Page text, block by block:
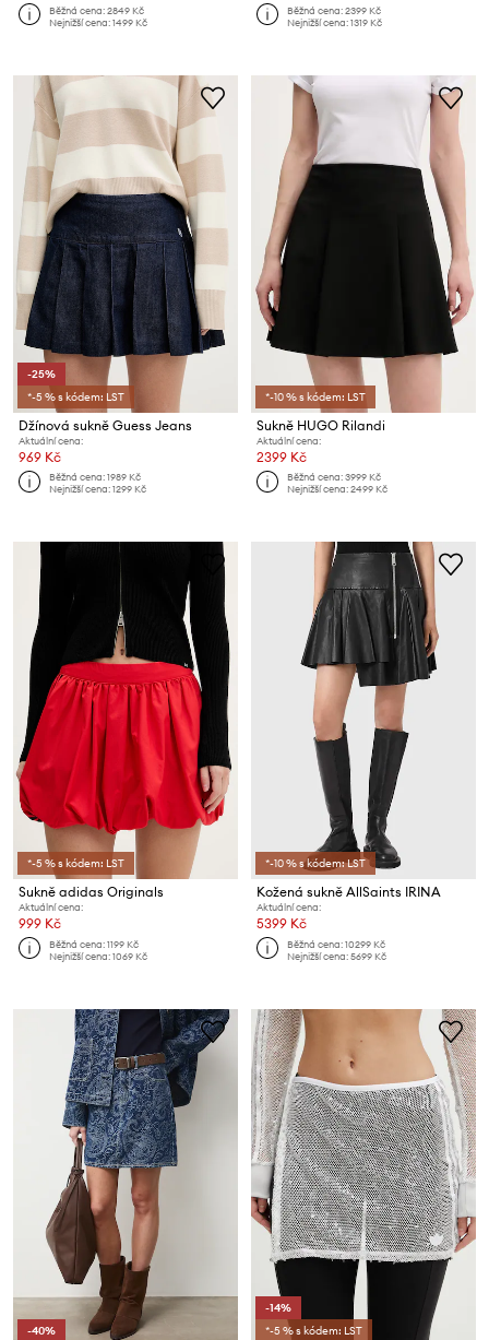
Běžná cena:2849 Kč
Nejnižší cena:1499 Kč
Běžná cena:2399 Kč
Nejnižší cena:1319 Kč
-25%
*-5 % s kódem: LST
Džínová sukně Guess Jeans
Aktuální cena:
969 Kč
Běžná cena:1989 Kč
Nejnižší cena:1299 Kč
*-10 % s kódem: LST
Sukně HUGO Rilandi
Aktuální cena:
2399 Kč
Běžná cena:3999 Kč
Nejnižší cena:2499 Kč
*-5 % s kódem: LST
Sukně adidas Originals
Aktuální cena:
999 Kč
Běžná cena:1199 Kč
Nejnižší cena:1069 Kč
*-10 % s kódem: LST
Kožená sukně AllSaints IRINA
Aktuální cena:
5399 Kč
Běžná cena:10299 Kč
Nejnižší cena:5699 Kč
-40%
-14%
*-5 % s kódem: LST